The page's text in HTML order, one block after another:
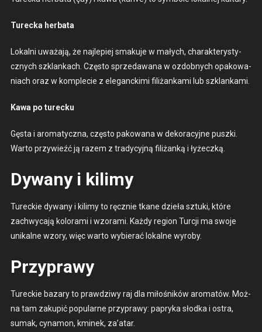
Turec­ka herba­ta
Lokalni uważa­ją, że najlepiej smaku­je w małych, charak­terysty­
cznych szk­lankach. Częs­to sprzedawana w ozdob­nych opakowa­
ni­ach oraz w kom­ple­cie z ele­gancki­mi fil­iżanka­mi lub szk­lanka­mi.
Kawa po turecku
Gęs­ta i aro­maty­cz­na, częs­to pakowana w deko­ra­cyjne pusz­ki.
Warto przy­wieźć ją razem z trady­cyjną fil­iżanką i łyżeczką.
Dywany i kilimy
Tureck­ie dywany i kil­imy to ręcznie tkane dzieła sztu­ki, które
zach­wyca­ją kolora­mi i wzo­ra­mi. Każdy region Tur­cji ma swo­je
unikalne wzo­ry, więc warto wybier­ać lokalne wyro­by.
Przyprawy
Tureck­ie bazary to prawdzi­wy raj dla miłośników aro­matów. Moż­
na tam zakupić pop­u­larne przyprawy: papry­ka słod­ka i ostra,
sumak, cyna­mon, kminek, za’atar.